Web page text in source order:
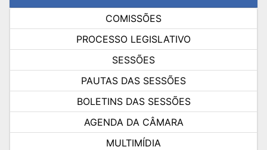
COMISSÕES
PROCESSO LEGISLATIVO
SESSÕES
PAUTAS DAS SESSÕES
BOLETINS DAS SESSÕES
AGENDA DA CÂMARA
MULTIMÍDIA